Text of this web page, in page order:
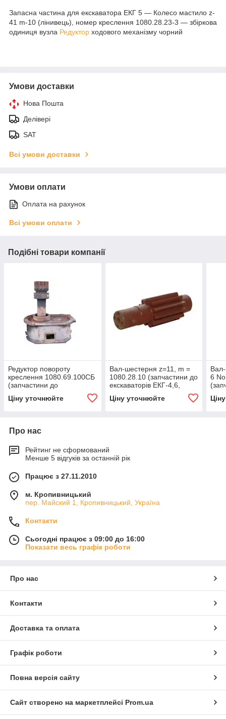
Запасна частина для екскаватора ЕКГ 5 — Колесо мастило z-
41 m-10 (лінивець), номер креслення 1080.28.23-3 — збіркова
одиниця вузла Редуктор ходового механізму чорний
Умови доставки
Нова Пошта
Делівері
SAT
Всі умови доставки
Умови оплати
Оплата на рахунок
Всі умови оплати
Подібні товари компанії
Редуктор повороту
креслення 1080.69.100СБ
(запчастини до
ЕКГ-5, ЕКГ-5А)
Ціну уточнюйте
Вал-шестерня z=11, m =
1080.28.10 (запчастини до
екскаваторів ЕКГ-4,6,
Ціну уточнюйте
6
Про нас
Рейтинг не сформований
Менше 5 відгуків за останній рік
Працює з 27.11.2010
м. Кропивницький
пер. Майский 1, Кропивницький, Україна
Контакти
Сьогодні працює з 09:00 до 16:00
Показати весь графік роботи
Про нас
Контакти
Доставка та оплата
Графік роботи
Повна версія сайту
Сайт створено на маркетплейсі Prom.ua